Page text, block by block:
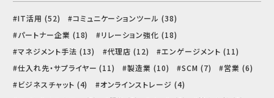
IT活用 (52)
コミュニケーションツール (38)
パートナー企業 (18)
リレーション強化 (18)
マネジメント手法 (13)
代理店 (12)
エンゲージメント (11)
仕入れ先・サプライヤー (11)
製造業 (10) SCM (7)
営業 (6)
ビジネスチャット (4)
オンラインストレージ (4)